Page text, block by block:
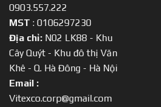
0903.557.222
MST : 0106297230
Địa chỉ: N02 LK88 - Khu
Cây Quýt - Khu đô thị Văn
Khê - Q. Hà Đông - Hà Nội
Email :
Vitexco.corp@gmail.com